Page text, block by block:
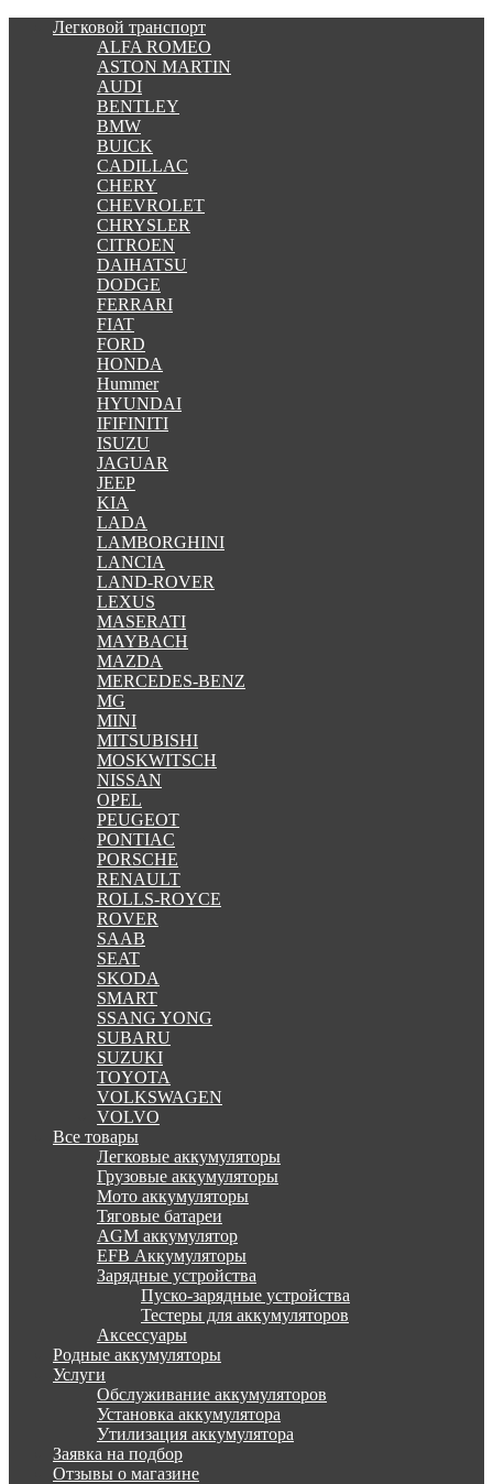
Легковой транспорт
ALFA ROMEO
ASTON MARTIN
AUDI
BENTLEY
BMW
BUICK
CADILLAC
CHERY
CHEVROLET
CHRYSLER
CITROEN
DAIHATSU
DODGE
FERRARI
FIAT
FORD
HONDA
Hummer
HYUNDAI
IFIFINITI
ISUZU
JAGUAR
JEEP
KIA
LADA
LAMBORGHINI
LANCIA
LAND-ROVER
LEXUS
MASERATI
MAYBACH
MAZDA
MERCEDES-BENZ
MG
MINI
MITSUBISHI
MOSKWITSCH
NISSAN
OPEL
PEUGEOT
PONTIAC
PORSCHE
RENAULT
ROLLS-ROYCE
ROVER
SAAB
SEAT
SKODA
SMART
SSANG YONG
SUBARU
SUZUKI
TOYOTA
VOLKSWAGEN
VOLVO
Все товары
Легковые аккумуляторы
Грузовые аккумуляторы
Мото аккумуляторы
Тяговые батареи
AGM аккумулятор
EFB Аккумуляторы
Зарядные устройства
Пуско-зарядные устройства
Тестеры для аккумуляторов
Аксессуары
Родные аккумуляторы
Услуги
Обслуживание аккумуляторов
Установка аккумулятора
Утилизация аккумулятора
Заявка на подбор
Отзывы о магазине